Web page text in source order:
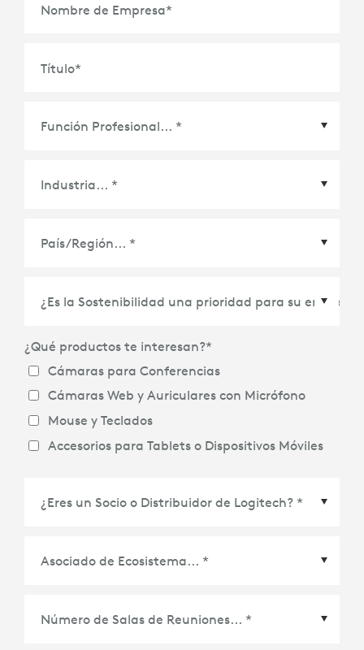
Nombre de Empresa*
Título*
¿Qué productos te interesan?*
Cámaras para Conferencias
Cámaras Web y Auriculares con Micrófono
Mouse y Teclados
Accesorios para Tablets o Dispositivos Móviles
Asociado de Ecosistema